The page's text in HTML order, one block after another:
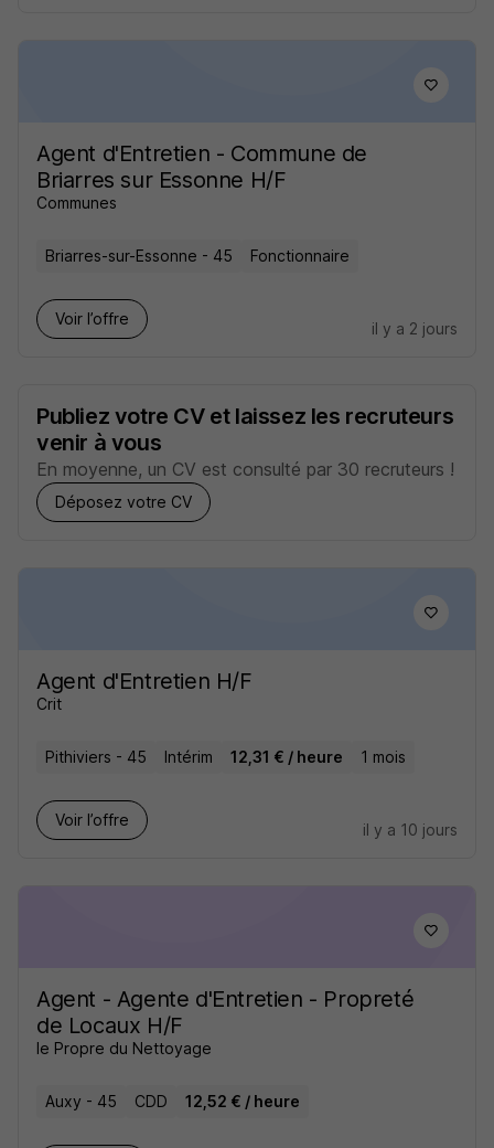
Agent d'Entretien - Commune de
Briarres sur Essonne H/F
Communes
Briarres-sur-Essonne - 45 Fonctionnaire
Voir l’offre
il y a 2 jours
Publiez votre CV et laissez les recruteurs
venir à vous
En moyenne, un CV est consulté par 30 recruteurs !
Déposez votre CV
Agent d'Entretien H/F
Crit
Pithiviers - 45 Intérim 12,31 € / heure 1 mois
Voir l’offre
il y a 10 jours
Agent - Agente d'Entretien - Propreté
de Locaux H/F
le Propre du Nettoyage
Auxy - 45 CDD 12,52 € / heure